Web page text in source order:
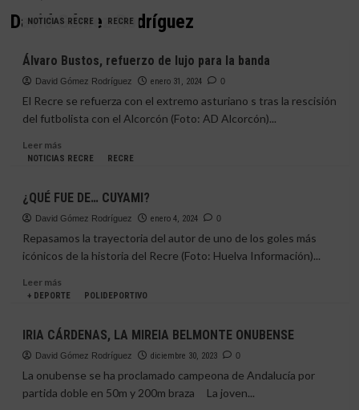
David Gómez Rodríguez
NOTICIAS RECRE RECRE
Álvaro Bustos, refuerzo de lujo para la banda
David Gómez Rodríguez enero 31, 2024 0
El Recre se refuerza con el extremo asturiano s tras la rescisión
del futbolista con el Alcorcón (Foto: AD Alcorcón)...
Leer másLeer
más
Bustos,
refuerzo
de
lujo
la
banda
NOTICIAS RECRE RECRE
¿QUÉ FUE DE… CUYAMI?
David Gómez Rodríguez enero 4, 2024 0
Repasamos la trayectoria del autor de uno de los goles más
icónicos de la historia del Recre (Foto: Huelva Información)...
Leer másLeer
más
¿QUÉ
FUE
DE…
CUYAMI?
+ DEPORTE POLIDEPORTIVO
IRIA CÁRDENAS, LA MIREIA BELMONTE ONUBENSE
David Gómez Rodríguez diciembre 30, 2023 0
La onubense se ha proclamado campeona de Andalucía por
partida doble en 50m y 200m braza La joven...